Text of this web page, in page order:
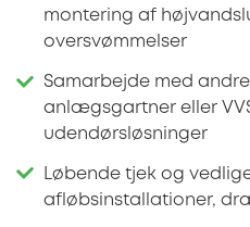
montering af
oversvømmelser
Samarbejde med
anlægsgartner eller
udendørsløsninger
Løbende tjek og
afløbsinstallationer,